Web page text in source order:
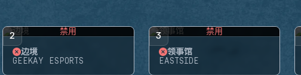
2 禁用
边境
GEEKAY ESPORTS
3 禁用
领事馆
EASTSIDE